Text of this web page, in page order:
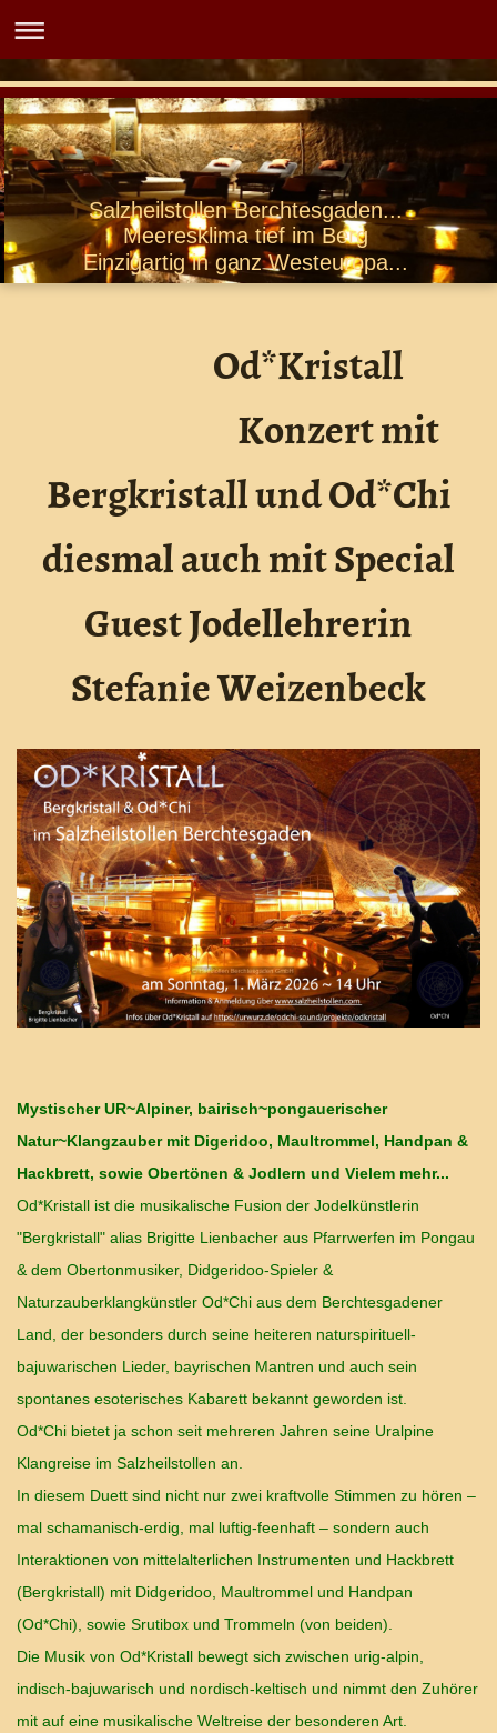
Salzheilstollen Berchtesgaden...
Meeresklima tief im Berg
Einzigartig in ganz Westeuropa...
Od*Kristall
Konzert mit
Bergkristall und Od*Chi
diesmal auch mit Special
Guest Jodellehrerin
Stefanie Weizenbeck
Mystischer UR~Alpiner, bairisch~pongauerischer
Natur~Klangzauber mit Digeridoo, Maultrommel, Handpan &
Hackbrett, sowie Obertönen & Jodlern und Vielem mehr...
Od*Kristall ist die musikalische Fusion der Jodelkünstlerin
"Bergkristall" alias Brigitte Lienbacher aus Pfarrwerfen im Pongau
& dem Obertonmusiker, Didgeridoo-Spieler &
Naturzauberklangkünstler Od*Chi aus dem Berchtesgadener
Land, der besonders durch seine heiteren naturspirituell-
bajuwarischen Lieder, bayrischen Mantren und auch sein
spontanes esoterisches Kabarett bekannt geworden ist.
Od*Chi bietet ja schon seit mehreren Jahren seine Uralpine
Klangreise im Salzheilstollen an.
In diesem Duett sind nicht nur zwei kraftvolle Stimmen zu hören –
mal schamanisch-erdig, mal luftig-feenhaft – sondern auch
Interaktionen von mittelalterlichen Instrumenten und Hackbrett
(Bergkristall) mit Didgeridoo, Maultrommel und Handpan
(Od*Chi), sowie Srutibox und Trommeln (von beiden).
Die Musik von Od*Kristall bewegt sich zwischen urig-alpin,
indisch-bajuwarisch und nordisch-keltisch und nimmt den Zuhörer
mit auf eine musikalische Weltreise der besonderen Art.